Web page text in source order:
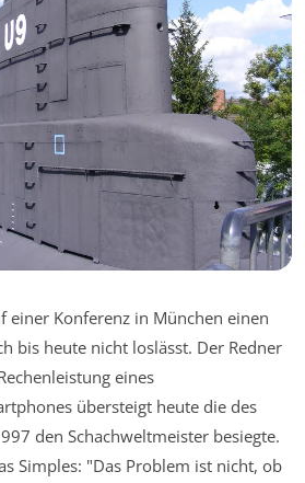
einer Konferenz in München einen
bis heute nicht loslässt. Der Redner
eines
übersteigt heute die des
den Schachweltmeister besiegte.
Simples: "Das Problem ist nicht, ob